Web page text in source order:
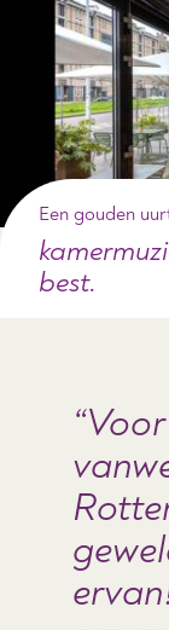
Een gouden
best.